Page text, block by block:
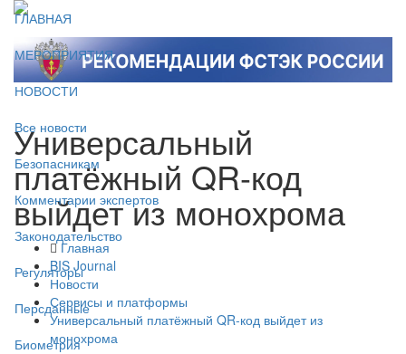
ГЛАВНАЯ
МЕРОПРИЯТИЯ
НОВОСТИ
Все новости
Безопасникам
Комментарии экспертов
Законодательство
Регуляторы
Персданные
Биометрия
Универсальный
платёжный QR-код
выйдет из монохрома
Главная
BIS Journal
Новости
Сервисы и платформы
Универсальный платёжный QR-код выйдет из
монохрома